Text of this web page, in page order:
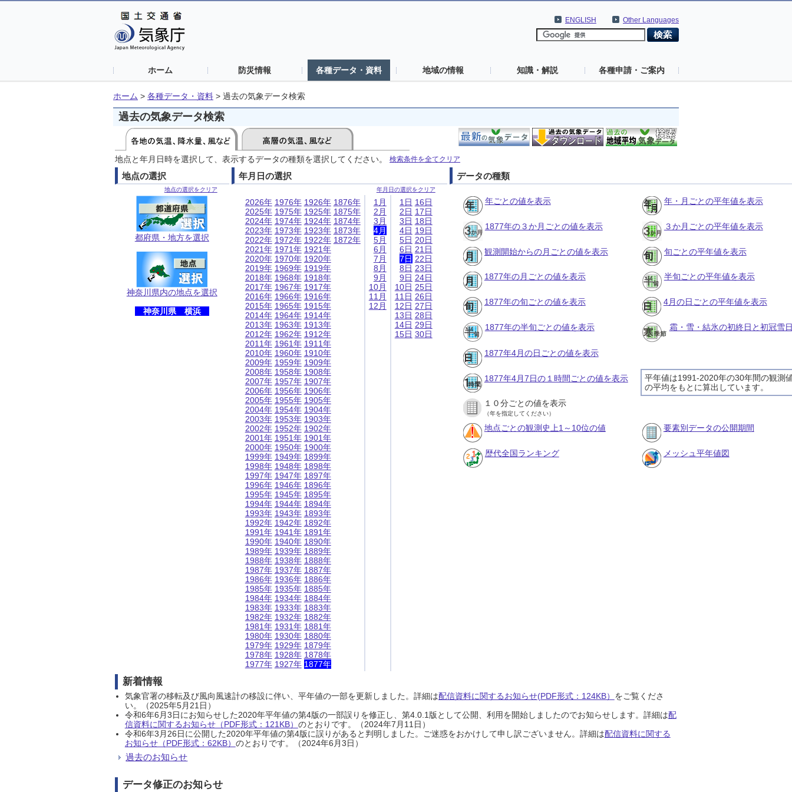
Other Languages
ENGLISH
ホーム 防災情報 各種データ・資料 地域の情報 知識・解説 各種申請・ご案内
ホーム > 各種データ・資料 > 過去の気象データ検索
過去の気象データ検索
地点と年月日時を選択して、表示するデータの種類を選択してください。 検索条件を全てクリア
地点の選択
地点の選択をクリア
都府県・地方を選択
神奈川県内の地点を選択
神奈川県 横浜
年月日の選択
年月日の選択をクリア
2026年
2025年
2024年
2023年
2022年
2021年
2020年
2019年
2018年
2017年
2016年
2015年
2014年
2013年
2012年
2011年
2010年
2009年
2008年
2007年
2006年
2005年
2004年
2003年
2002年
2001年
2000年
1999年
1998年
1997年
1996年
1995年
1994年
1993年
1992年
1991年
1990年
1989年
1988年
1987年
1986年
1985年
1984年
1983年
1982年
1981年
1980年
1979年
1978年
1977年
1976年
1975年
1974年
1973年
1972年
1971年
1970年
1969年
1968年
1967年
1966年
1965年
1964年
1963年
1962年
1961年
1960年
1959年
1958年
1957年
1956年
1955年
1954年
1953年
1952年
1951年
1950年
1949年
1948年
1947年
1946年
1945年
1944年
1943年
1942年
1941年
1940年
1939年
1938年
1937年
1936年
1935年
1934年
1933年
1932年
1931年
1930年
1929年
1928年
1927年
1926年
1925年
1924年
1923年
1922年
1921年
1920年
1919年
1918年
1917年
1916年
1915年
1914年
1913年
1912年
1911年
1910年
1909年
1908年
1907年
1906年
1905年
1904年
1903年
1902年
1901年
1900年
1899年
1898年
1897年
1896年
1895年
1894年
1893年
1892年
1891年
1890年
1889年
1888年
1887年
1886年
1885年
1884年
1883年
1882年
1881年
1880年
1879年
1878年
1877年
1876年
1875年
1874年
1873年
1872年
1月
2月
3月
4月
5月
6月
7月
8月
9月
10月
11月
12月
1日
2日
3日
4日
5日
6日
7日
8日
9日
10日
11日
12日
13日
14日
15日
16日
17日
18日
19日
20日
21日
22日
23日
24日
25日
26日
27日
28日
29日
30日
データの種類
年ごとの値を表示 年・月ごとの平年値を表示
1877年の３か月ごとの値を表示 ３か月ごとの平年値を表示
観測開始からの月ごとの値を表示 旬ごとの平年値を表示
1877年の月ごとの値を表示 半旬ごとの平年値を表示
1877年の旬ごとの値を表示 4月の日ごとの平年値を表示
1877年の半旬ごとの値を表示 霜・雪・結氷の初終日と初冠雪
1877年4月の日ごとの値を表示
平年値は1991-2020年の30年間の観測
の平均をもとに算出しています。
1877年4月7日の１時間ごとの値を表示
１０分ごとの値を表示
（年を指定してください）
地点ごとの観測史上1～10位の値 要素別データの公開期間
歴代全国ランキング メッシュ平年値図
新着情報
気象官署の移転及び風向風速計の移設に伴い、平年値の一部を更新しました。詳細は配信資料に関するお知らせ(PDF形式：124KB） をご覧くださ
い。（2025年5月21日）
令和6年6月3日にお知らせした2020年平年値の第4版の一部誤りを修正し、第4.0.1版として公開、利用を開始しましたのでお知らせします。詳細は配
信資料に関するお知らせ（PDF形式：121KB） のとおりです。（2024年7月11日）
令和6年3月26日に公開した2020年平年値の第4版に誤りがあると判明しました。ご迷惑をおかけして申し訳ございません。詳細は配信資料に関する
お知らせ（PDF形式：62KB） のとおりです。（2024年6月3日）
過去のお知らせ
データ修正のお知らせ